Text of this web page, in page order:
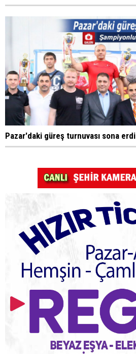
Pazar'daki güreş turnuvası sona erdi